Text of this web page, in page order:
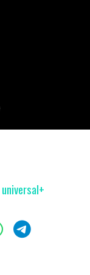
universal+